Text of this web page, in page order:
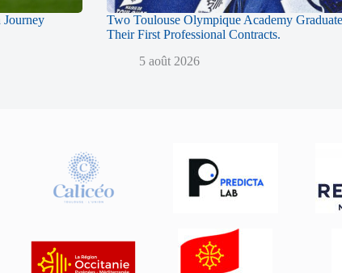
Journey
Two Toulouse Olympique Academy
Their First Professional Contracts.
5 août 2026